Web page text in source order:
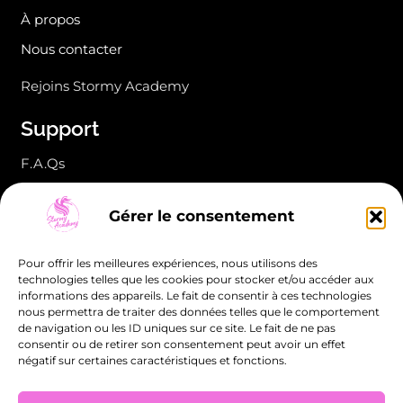
Gérer le consentement
Pour offrir les meilleures expériences, nous utilisons des
technologies telles que les cookies pour stocker et/ou accéder aux
informations des appareils. Le fait de consentir à ces technologies
nous permettra de traiter des données telles que le comportement
de navigation ou les ID uniques sur ce site. Le fait de ne pas
consentir ou de retirer son consentement peut avoir un effet
négatif sur certaines caractéristiques et fonctions.
À propos
Nous contacter
Rejoins Stormy Academy
Support
F.A.Qs
CGV & Règlement intérieur
Mentions légales
Politique de cookies (UE)